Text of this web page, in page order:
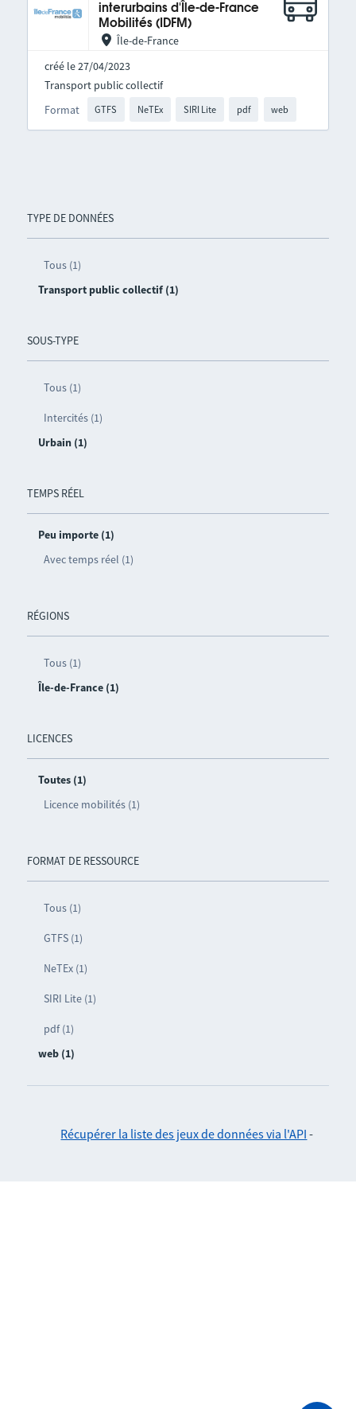
TYPE DE DONNÉES
Tous (1)
Transport public collectif (1)
SOUS-TYPE
Tous (1)
Intercités (1)
Urbain (1)
TEMPS RÉEL
Peu importe (1)
Avec temps réel (1)
RÉGIONS
Tous (1)
Île-de-France (1)
LICENCES
Toutes (1)
Licence mobilités (1)
FORMAT DE RESSOURCE
Tous (1)
GTFS (1)
NeTEx (1)
SIRI Lite (1)
pdf (1)
web (1)
interurbains d'Île-de-France
Mobilités (IDFM)
Île-de-France
créé le 27/04/2023
Format GTFS NeTEx SIRI Lite pdf web
Transport public collectif
Récupérer la liste des jeux de données via l'API -